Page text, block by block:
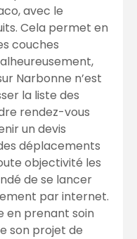
avec le
Cela permet en
couches
Narbonne n’est
la liste des
rendez-vous
un devis
déplacements
objectivité les
de se lancer
par internet.
en prenant soin
son projet de